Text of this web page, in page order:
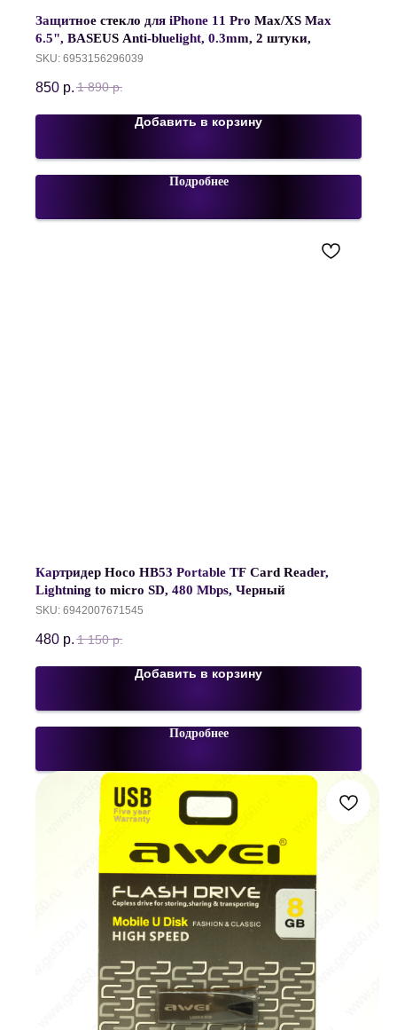
Защитное стекло для iPhone 11 Pro Max/XS Max
6.5", BASEUS Anti-bluelight, 0.3mm, 2 штуки,
SGAPIPH65-ATE01
SKU: 6953156296039
850 р. 1 890 р.
Добавить в корзину
Подробнее
Картридер Hoco HB53 Portable TF Card Reader,
Lightning to micro SD, 480 Mbps, Черный
SKU: 6942007671545
480 р. 1 150 р.
Добавить в корзину
Подробнее